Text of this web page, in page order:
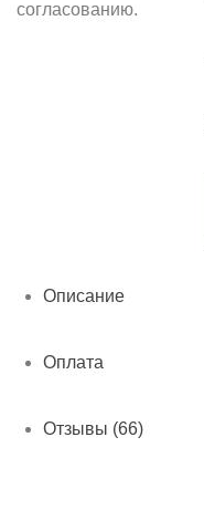
согласованию.
Описание
Оплата
Отзывы (66)